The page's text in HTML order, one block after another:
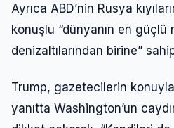
Ayrıca ABD’nin Rusya
konuşlu “dünyanın en güçlü
denizaltılarından birine”
Trump, gazetecilerin
yanıtta Washington’un